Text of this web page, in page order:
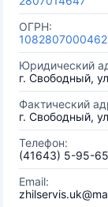
ОГРН:
1082807000462
Юридический
г. Свободный,
Фактический
г. Свободный,
Телефон:
(41643) 5-95-65
Email: